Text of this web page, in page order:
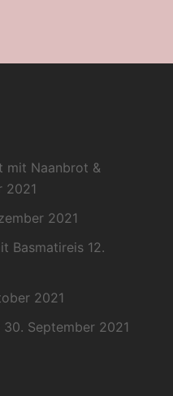
mit Naanbrot &
2021
2021
Basmatireis 12.
2021
30. September 2021